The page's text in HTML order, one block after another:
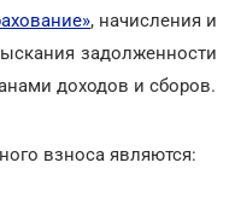
, начисления и
задолженности
доходов и сборов.
взноса являются: